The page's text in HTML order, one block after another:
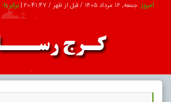
امروز: جمعه, ۱۶ مرداد ۱۴۰۵ / قبل از ظهر / 20:41:49
|برابر با:
تبلیغات